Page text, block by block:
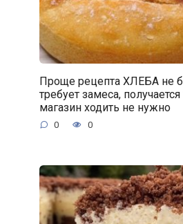
Проще рецепта ХЛЕБА не
требует замеса,
магазин ходить не нужно
0 0